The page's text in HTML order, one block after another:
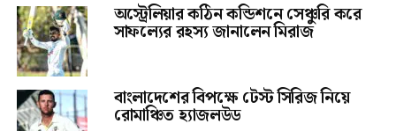
অস্ট্রেলিয়ার কঠিন কন্ডিশনে সেঞ্চুরি করে
সাফল্যের রহস্য জানালেন মিরাজ
বাংলাদেশের বিপক্ষে টেস্ট সিরিজ নিয়ে
রোমাঞ্চিত হ্যাজলউড